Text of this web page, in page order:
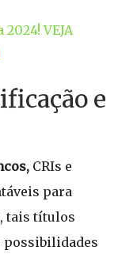
VEJA
e
CRIs e
para
tais títulos
possibilidades